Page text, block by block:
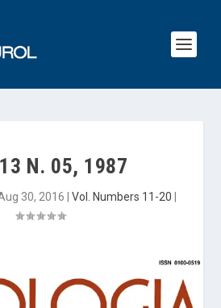
N. 05, 1987
30, 2016 Vol. Numbers 11-20